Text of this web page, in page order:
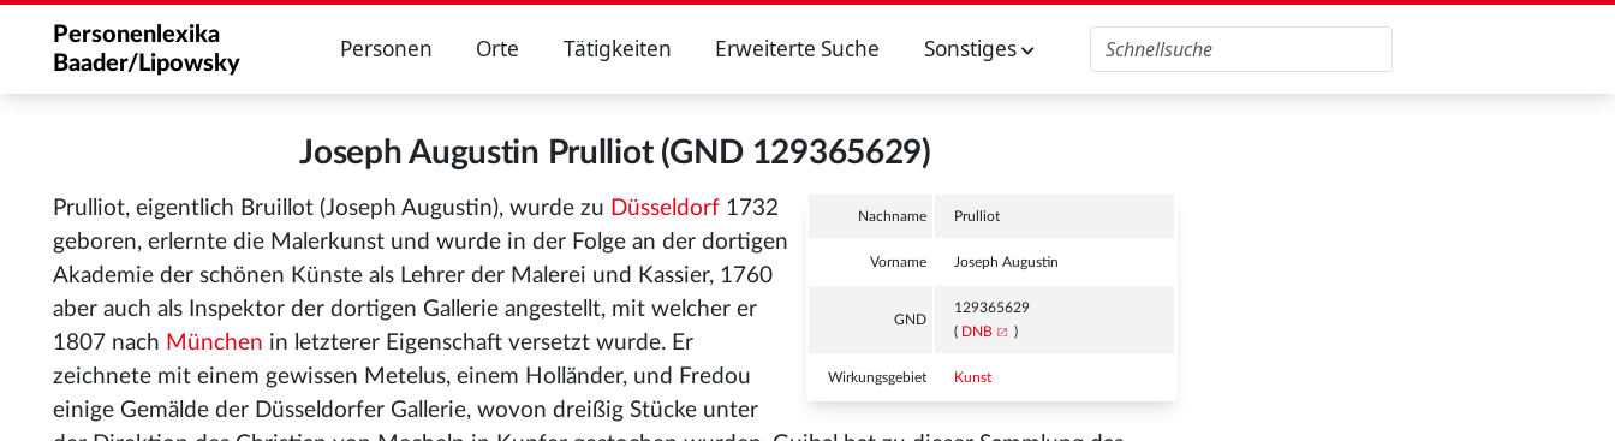
Personenlexika
Baader/Lipowsky
Personen Orte Tätigkeiten Erweiterte Suche Sonstiges
Joseph Augustin Prulliot (GND 129365629)
Nachname Prulliot
Vorname Joseph Augustin
GND
129365629
( DNB )
Wirkungsgebiet Kunst
Prulliot, eigentlich Bruillot (Joseph Augustin), wurde zu Düsseldorf 1732
geboren, erlernte die Malerkunst und wurde in der Folge an der dortigen
Akademie der schönen Künste als Lehrer der Malerei und Kassier, 1760
aber auch als Inspektor der dortigen Gallerie angestellt, mit welcher er
1807 nach München in letzterer Eigenschaft versetzt wurde. Er
zeichnete mit einem gewissen Metelus, einem Holländer, und Fredou
einige Gemälde der Düsseldorfer Gallerie, wovon dreißig Stücke unter